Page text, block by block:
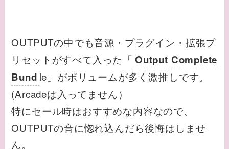
OUTPUTの中でも音源・プラグイン・拡張プ
リセットがすべて入った「 Output Complete
Bund le」がボリュームが多く激推しです。
(Arcadeは入ってません）
特にセール時はおすすめな内容なので、
OUTPUTの音に惚れ込んだら後悔はしませ
ん。